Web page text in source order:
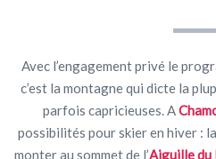
Avec l’engagement privé le
c’est la montagne qui dicte la
parfois capricieuses. A
possibilités pour skier en hiver :
monter au sommet de l’Aiguille du